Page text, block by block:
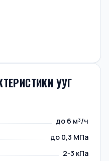
УУГ
до 6 м³/ч
до 0,3 МПа
2-3 кПа